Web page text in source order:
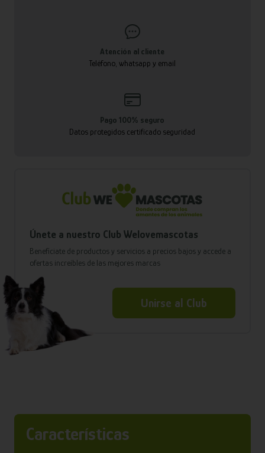
Atención al cliente
Teléfono, whatsapp y email
Pago 100% seguro
Datos protegidos certificado seguridad
Únete a nuestro Club Welovemascotas
Benefíciate de productos y servicios a precios bajos y accede a
ofertas increíbles de las mejores marcas
Unirse al Club
Características